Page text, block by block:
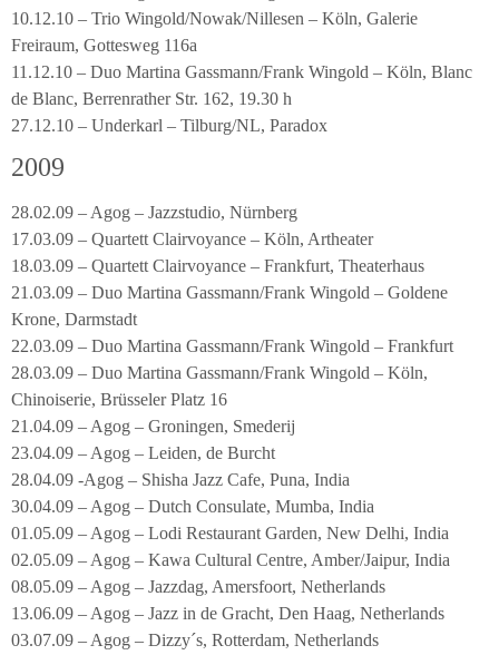
10.12.10 – Trio Wingold/Nowak/Nillesen – Köln, Galerie
Freiraum, Gottesweg 116a
11.12.10 – Duo Martina Gassmann/Frank Wingold – Köln, Blanc
de Blanc, Berrenrather Str. 162, 19.30 h
27.12.10 – Underkarl – Tilburg/NL, Paradox
2009
28.02.09 – Agog – Jazzstudio, Nürnberg
17.03.09 – Quartett Clairvoyance – Köln, Artheater
18.03.09 – Quartett Clairvoyance – Frankfurt, Theaterhaus
21.03.09 – Duo Martina Gassmann/Frank Wingold – Goldene
Krone, Darmstadt
22.03.09 – Duo Martina Gassmann/Frank Wingold – Frankfurt
28.03.09 – Duo Martina Gassmann/Frank Wingold – Köln,
Chinoiserie, Brüsseler Platz 16
21.04.09 – Agog – Groningen, Smederij
23.04.09 – Agog – Leiden, de Burcht
28.04.09 -Agog – Shisha Jazz Cafe, Puna, India
30.04.09 – Agog – Dutch Consulate, Mumba, India
01.05.09 – Agog – Lodi Restaurant Garden, New Delhi, India
02.05.09 – Agog – Kawa Cultural Centre, Amber/Jaipur, India
08.05.09 – Agog – Jazzdag, Amersfoort, Netherlands
13.06.09 – Agog – Jazz in de Gracht, Den Haag, Netherlands
03.07.09 – Agog – Dizzy´s, Rotterdam, Netherlands